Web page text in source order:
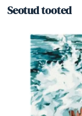
Seotud tooted